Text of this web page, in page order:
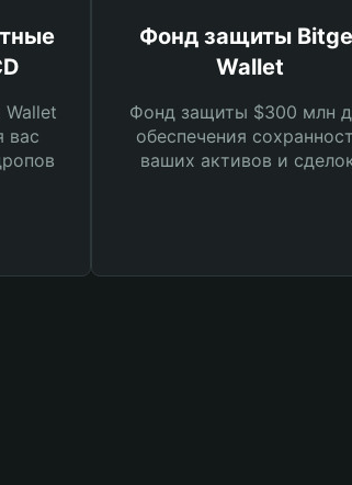
вас
Фонд защиты
Wallet
Фонд защиты $300 млн
обеспечения
ваших активов и